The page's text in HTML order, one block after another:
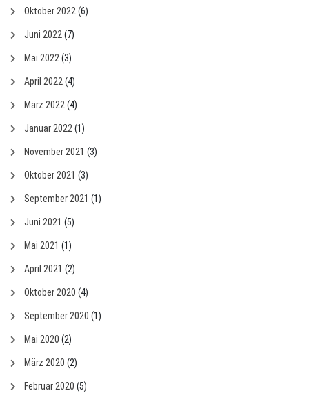
Oktober 2022(6)
Juni 2022(7)
Mai 2022(3)
April 2022(4)
März 2022(4)
Januar 2022(1)
November 2021 (3)
Oktober 2021 (3)
September 2021 (1)
Juni 2021 (5)
Mai 2021 (1)
April 2021 (2)
Oktober 2020 (4)
September 2020 (1)
Mai 2020 (2)
März 2020 (2)
Februar 2020 (5)